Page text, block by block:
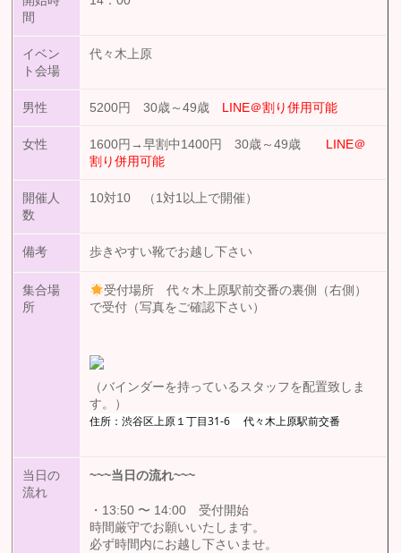
間
イベン
ト会場
代々木上原
男性 5200円 30歳～49歳 LINE＠割り併用可能
女性 1600円→早割中1400円 30歳～49歳
LINE＠
割り併用可能
開催人
数
10対10 （1対1以上で開催）
備考 歩きやすい靴でお越し下さい
集合場
所
受付場所 代々木上原駅前交番の裏側（右側）
で受付（写真をご確認下さい）
（バインダーを持っているスタッフを配置致しま
す。）
住所：渋谷区上原１丁目31-6 代々木上原駅前交番
当日の
流れ
~~~当日の流れ~~~
・13:50 〜 14:00 受付開始
時間厳守でお願いいたします。
必ず時間内にお越し下さいませ。